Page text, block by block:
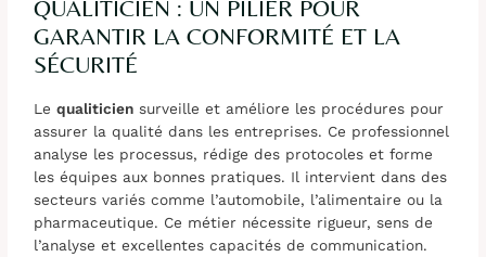
QUALITICIEN : UN PILIER POUR
GARANTIR LA CONFORMITÉ ET LA
SÉCURITÉ
Lequaliticien surveille et améliore les procédures pour
assurer la qualité dans les entreprises. Ce professionnel
analyse les processus, rédige des protocoles et forme
les équipes aux bonnes pratiques. Il intervient dans des
secteurs variés comme l’automobile, l’alimentaire ou la
pharmaceutique. Ce métier nécessite rigueur, sens de
l’analyse et excellentes capacités de communication.